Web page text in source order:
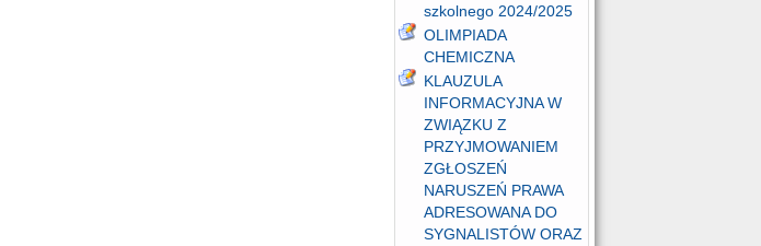
szkolnego 2024/2025
OLIMPIADA
CHEMICZNA
KLAUZULA
INFORMACYJNA W
ZWIĄZKU Z
PRZYJMOWANIEM
ZGŁOSZEŃ
NARUSZEŃ PRAWA
ADRESOWANA DO
SYGNALISTÓW ORAZ